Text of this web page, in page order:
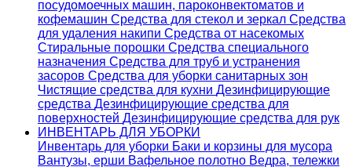
посудомоечных машин, пароконвектоматов и
кофемашин Средства для стекол и зеркал Средства
для удаления накипи Средства от насекомых
Стиральные порошки Cредства специального
назначения Средства для труб и устранения
засоров Средства для уборки санитарных зон
Чистящие средства для кухни Дезинфицирующие
средства Дезинфицирующие средства для
поверхностей Дезинфицирующие средства для рук
ИНВЕНТАРЬ ДЛЯ УБОРКИ
Инвентарь для уборки Баки и корзины для мусора
Вантузы, ерши Вафельное полотно Ведра, тележки